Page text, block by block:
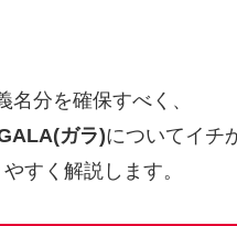
分を確保すべく、
ガラ)についてイチ
すく解説します。